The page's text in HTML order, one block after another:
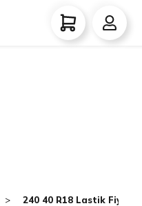
240 40 R18 Lastik